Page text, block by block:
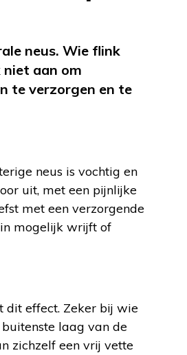
neus. Wie flink
aan om
te verzorgen en te
neus is vochtig en
uit, met een pijnlijke
met een verzorgende
mogelijk wrijft of
dit effect. Zeker bij wie
laag van de
zichzelf een vrij vette